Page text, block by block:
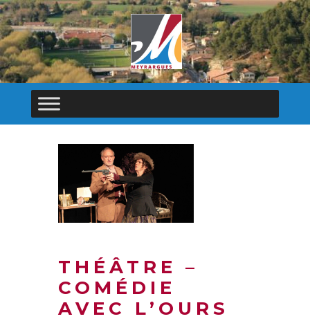
THÉÂTRE –
COMÉDIE
AVEC L’OURS